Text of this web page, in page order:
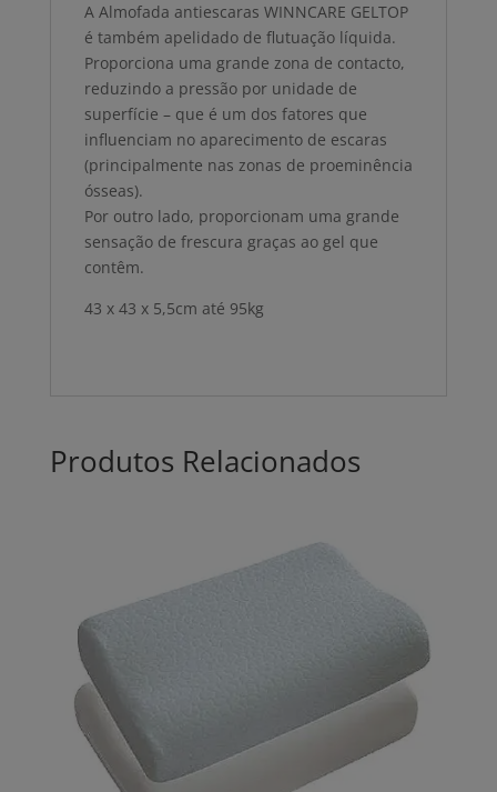
A Almofada antiescaras WINNCARE GELTOP
é também apelidado de flutuação líquida.
Proporciona uma grande zona de contacto,
reduzindo a pressão por unidade de
superfície – que é um dos fatores que
influenciam no aparecimento de escaras
(principalmente nas zonas de proeminência
ósseas).
Por outro lado, proporcionam uma grande
sensação de frescura graças ao gel que
contêm.
43 x 43 x 5,5cm até 95kg
Produtos Relacionados